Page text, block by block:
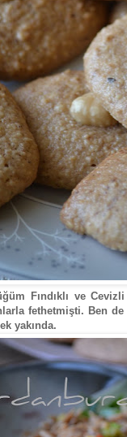
Fındıklı ve
fethetmişti. Ben
yakında.